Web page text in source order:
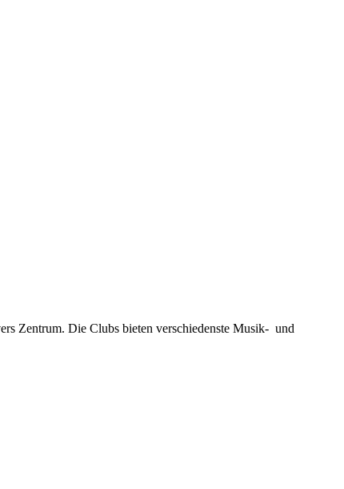
Zentrum. Die Clubs bieten verschiedenste Musik- und